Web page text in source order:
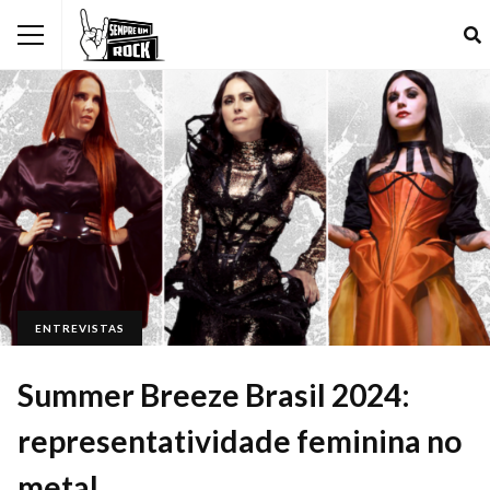
ENTREVISTAS
Summer Breeze Brasil 2024:
representatividade feminina no